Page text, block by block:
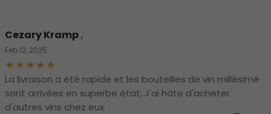
Cezary Kramp,
Feb 12, 2025
La livraison a été rapide et les bouteilles de vin millésimé
sont arrivées en superbe état. J'ai hâte d'acheter
d'autres vins chez eux.